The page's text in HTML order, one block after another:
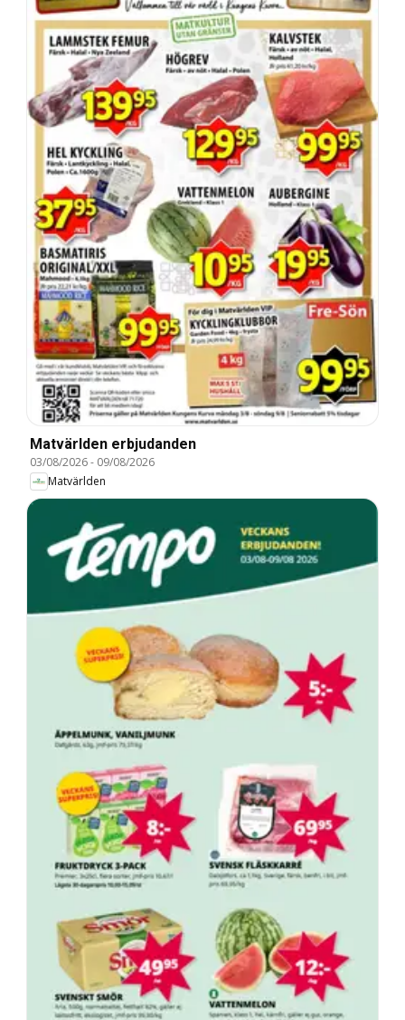
Matvärlden erbjudanden
03/08/2026- 09/08/2026
Matvärlden